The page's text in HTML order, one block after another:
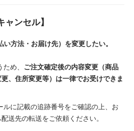
ャンセル】
方法・お届け先）を変更したい。
め、 ご注文確定後の内容変更（商品
、住所変更等）は一律でお受けできま
ルに記載の追跡番号をご確認の上、お
送先の転送をご依頼ください。